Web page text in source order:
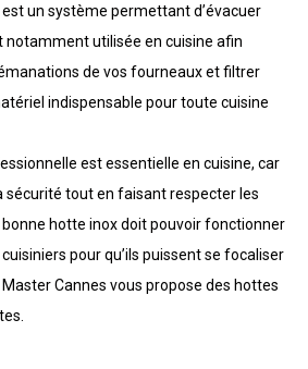
un système permettant d’évacuer
notamment utilisée en cuisine afin
de vos fourneaux et filtrer
indispensable pour toute cuisine
est essentielle en cuisine, car
sécurité tout en faisant respecter les
bonne hotte inox doit pouvoir fonctionner
pour qu’ils puissent se focaliser
Master Cannes vous propose des hottes